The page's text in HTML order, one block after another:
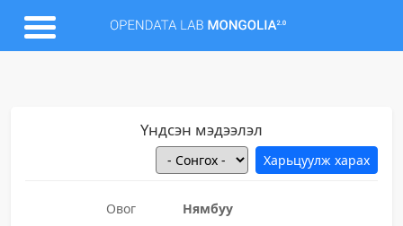
Үндсэн мэдээлэл
Овог
Нямбуу